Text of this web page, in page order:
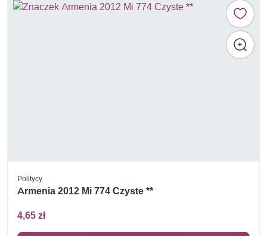
Politycy
Armenia 2012 Mi 774 Czyste **
4,65 zł